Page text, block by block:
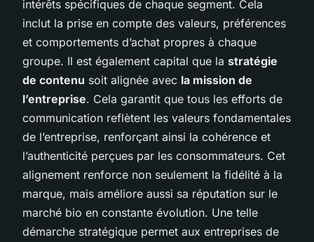
intérêts spécifiques de chaque segment. Cela
inclut la prise en compte des valeurs, préférences
et comportements d’achat propres à chaque
groupe. Il est également capital que la stratégie
de contenu soit alignée avec la mission de
l’entreprise. Cela garantit que tous les efforts de
communication reflètent les valeurs fondamentales
de l’entreprise, renforçant ainsi la cohérence et
l’authenticité perçues par les consommateurs. Cet
alignement renforce non seulement la fidélité à la
marque, mais améliore aussi sa réputation sur le
marché bio en constante évolution. Une telle
démarche stratégique permet aux entreprises de